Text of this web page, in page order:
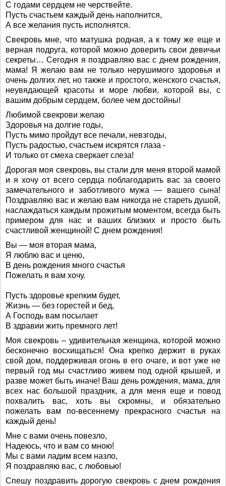
С годами сердцем не черствейте.
Пусть счастьем каждый день наполнится,
А все желания пусть исполнятся.
Свекровь мне, что матушка родная, а к тому же еще и
верная подруга, которой можно доверить свои девичьи
секреты… Сегодня я поздравляю вас с днем рождения,
мама! Я желаю вам не только нерушимого здоровья и
очень долгих лет, но также и простого, женского счастья,
неувядающей красоты и море любви, которой вы, с
вашим добрым сердцем, более чем достойны!
Любимой свекрови желаю
Здоровья на долгие годы,
Пусть мимо пройдут все печали, невзгоды,
Пусть радостью, счастьем искрятся глаза -
И только от смеха сверкает слеза!
Дорогая моя свекровь, вы стали для меня второй мамой
и я хочу от всего сердца поблагодарить вас за своего
замечательного и заботливого мужа — вашего сына!
Поздравляю вас и желаю вам никогда не стареть душой,
наслаждаться каждым прожитым моментом, всегда быть
примером для нас и ваших близких и просто быть
счастливой женщиной! С днем рождения!
Вы — моя вторая мама,
Я люблю вас и ценю,
В день рождения много счастья
Пожелать я вам хочу.
Пусть здоровье крепким будет,
Жизнь — без горестей и бед,
А Господь вам посылает
В здравии жить премного лет!
Моя свекровь – удивительная женщина, которой можно
бесконечно восхищаться! Она крепко держит в руках
свой дом, поддерживая огонь в его очаге, и вот уже не
первый год мы счастливо живем под одной крышей, и
разве может быть иначе! Ваш день рождения, мама, для
всех нас большой праздник, а для меня еще и повод
похвалить вас, хоть вы скромны, и обязательно
пожелать вам по-весеннему прекрасного счастья на
каждый день!
Мне с вами очень повезло,
Надеюсь, что и вам со мною!
Мы с вами ладим всем назло,
Я поздравляю вас, с любовью!
Спешу поздравить дорогую свекровь с днем рождения